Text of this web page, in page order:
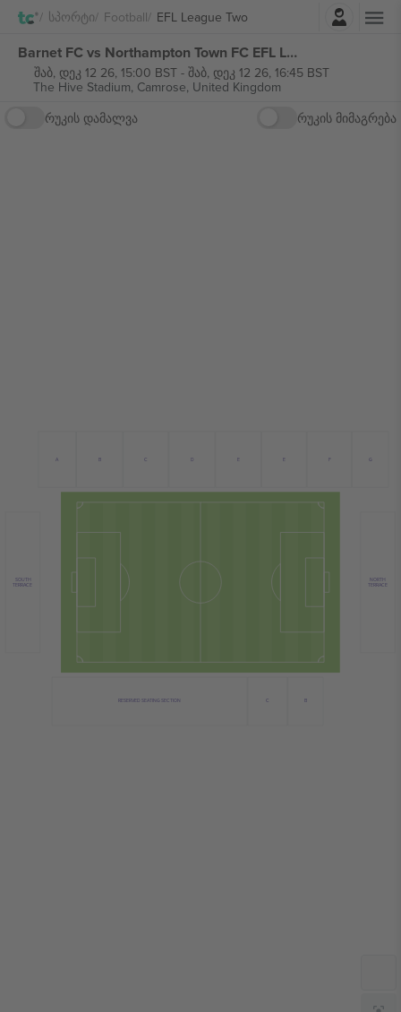
Სპორტი Football EFL League Twoშესვლა
Barnet FC vs Northampton Town FC EFL League Two ბილეთი
შაბ, დეკ 12 26, 15:00 BST- შაბ, დეკ 12 26, 16:45 BST
The Hive Stadium, Camrose, United Kingdom
რუკის დამალვა
რუკის მიმაგრება
A B C D E E F G
NORTH
TERRACE
B
C
RESERVED SEATING SECTION
SOUTH
TERRACE